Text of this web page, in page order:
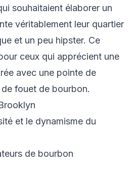
souhaitaient élaborer un
véritablement leur quartier
et un peu hipster. Ce
ceux qui apprécient une
avec une pointe de
fouet de bourbon.
et le dynamisme du
de bourbon